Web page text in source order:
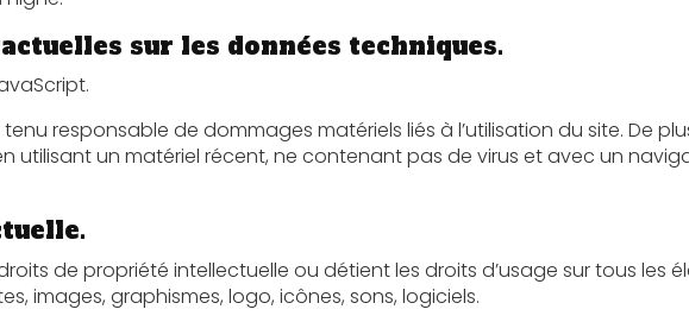
sur les données techniques.
de dommages matériels liés à l’utilisation du site. De plus, l’utilisateur du site
récent, ne contenant pas de virus et avec un navigateur de dernière
ou détient les droits d’usage sur tous les éléments accessibles
sur le site, notamment les textes, images, graphismes, logo, icônes, sons, logiciels.